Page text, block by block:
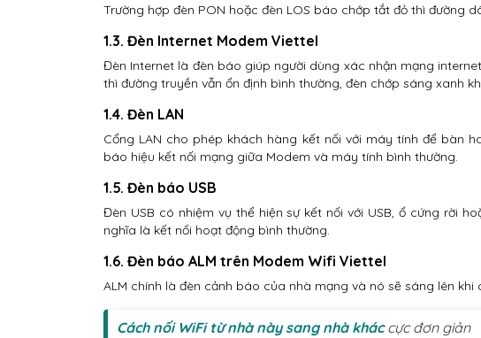
Trường hợp đèn PON hoặc đèn LOS báo chớp tắt đỏ thì đường
1.3. Đèn Internet Modem Viettel
Đèn Internet là đèn báo giúp người dùng xác nhận mạng
thì đường truyền vẫn ổn định bình thường, đèn chớp sáng xanh
1.4. Đèn LAN
Cổng LAN cho phép khách hàng kết nối với máy tính để bàn
báo hiệu kết nối mạng giữa Modem và máy tính bình thường.
1.5. Đèn báo USB
Đèn USB có nhiệm vụ thể hiện sự kết nối với USB, ổ cứng rời
nghĩa là kết nối hoạt động bình thường.
1.6. Đèn báo ALM trên Modem Wifi Viettel
ALM chính là đèn cảnh báo của nhà mạng và nó sẽ sáng lên khi
Cách nối WiFi từ nhà này sang nhà kháccực đơn giản